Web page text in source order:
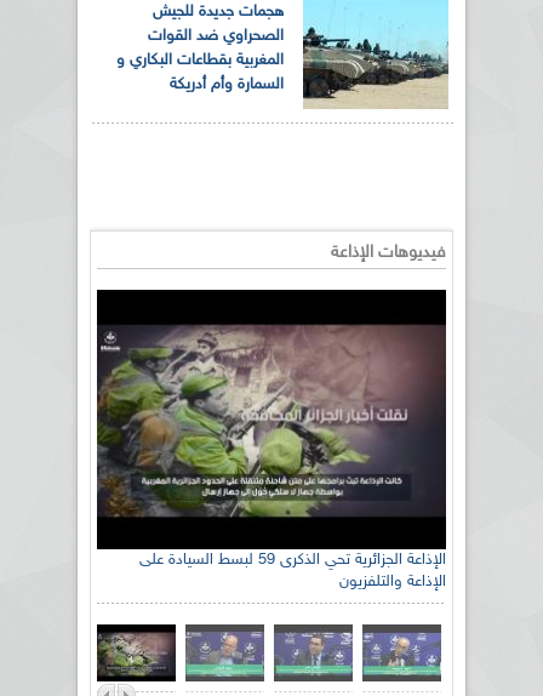
هجمات جديدة للجيش
الصحراوي ضد القوات
المغربية بقطاعات البكاري و
السمارة وأم أدريكة
فيديوهات الإذاعة
الإذاعة الجزائرية تحي الذكرى 59 لبسط السيادة على
الإذاعة والتلفزيون